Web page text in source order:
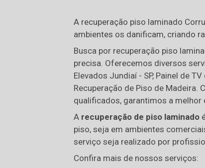
A recuperação piso laminado
ambientes os danificam, criando
Busca por recuperação piso
precisa. Oferecemos diversos
Elevados Jundiaí - SP, Painel de
Recuperação de Piso de
qualificados, garantimos a melhor
A recuperação de piso laminado
piso, seja em ambientes
serviço seja realizado por
Confira mais de nossos serviços: